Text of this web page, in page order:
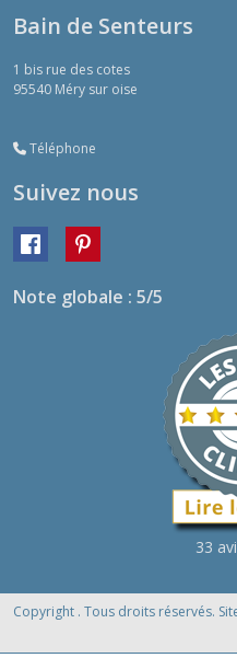
Bain de Senteurs
1 bis rue des cotes
95540 Méry sur oise
Téléphone
Suivez nous
Note globale : 5/5
33
Copyright . Tous droits réservés.